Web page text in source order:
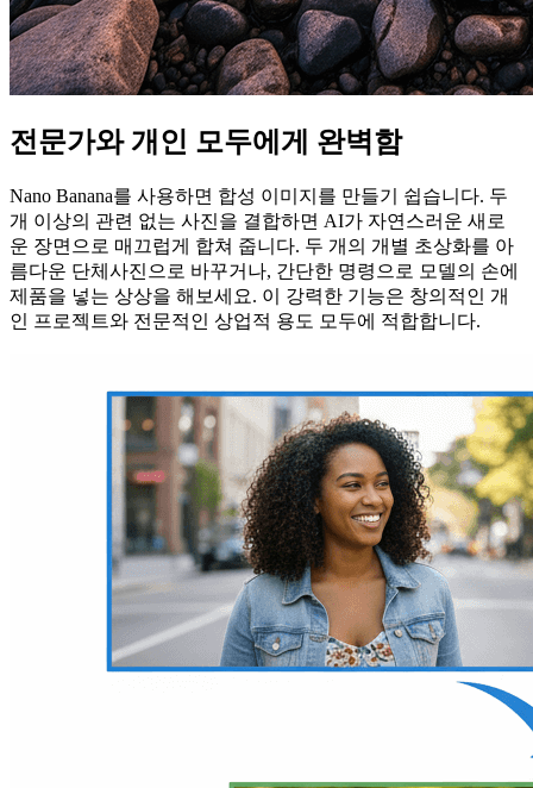
전문가와 개인 모두에게 완벽함
Nano Banana를 사용하면 합성 이미지를 만들기 쉽습니다. 두
개 이상의 관련 없는 사진을 결합하면 AI가 자연스러운 새로
운 장면으로 매끄럽게 합쳐 줍니다. 두 개의 개별 초상화를 아
름다운 단체사진으로 바꾸거나, 간단한 명령으로 모델의 손에
제품을 넣는 상상을 해보세요. 이 강력한 기능은 창의적인 개
인 프로젝트와 전문적인 상업적 용도 모두에 적합합니다.